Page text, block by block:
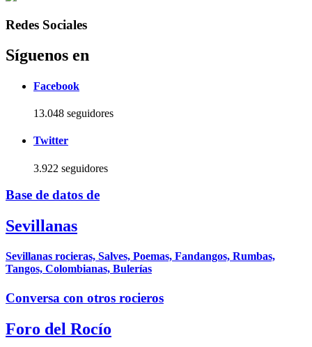
Redes Sociales
Síguenos en
Facebook
13.048 seguidores
Twitter
3.922 seguidores
Base de datos de
Sevillanas
Sevillanas rocieras, Salves, Poemas, Fandangos, Rumbas,
Tangos, Colombianas, Bulerías
Conversa con otros rocieros
Foro del Rocío